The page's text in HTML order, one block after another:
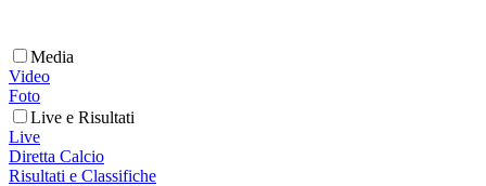
Media
Video
Foto
Live e Risultati
Live
Diretta Calcio
Risultati e Classifiche